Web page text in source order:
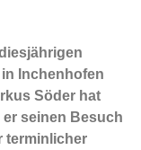
Inchenhofen
Söder hat
seinen Besuch
terminlicher